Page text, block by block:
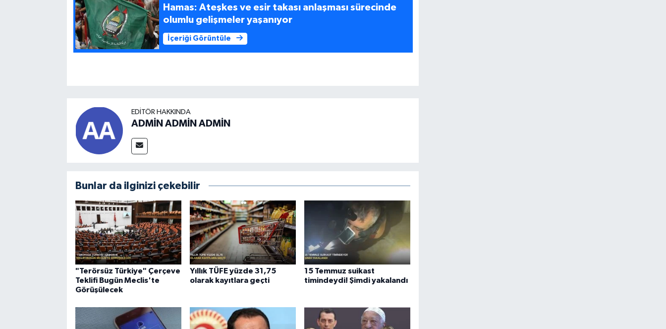
Hamas: Ateşkes ve esir takası anlaşması sürecinde
olumlu gelişmeler yaşanıyor
İçeriği Görüntüle
EDITÖR HAKKINDA
ADMİN ADMİN ADMİN
Bunlar da ilginizi çekebilir
"Terörsüz Türkiye" Çerçeve
Teklifi Bugün Meclis'te
Görüşülecek
Yıllık TÜFE yüzde 31,75
olarak kayıtlara geçti
15 Temmuz suikast
timindeydi! Şimdi yakalandı